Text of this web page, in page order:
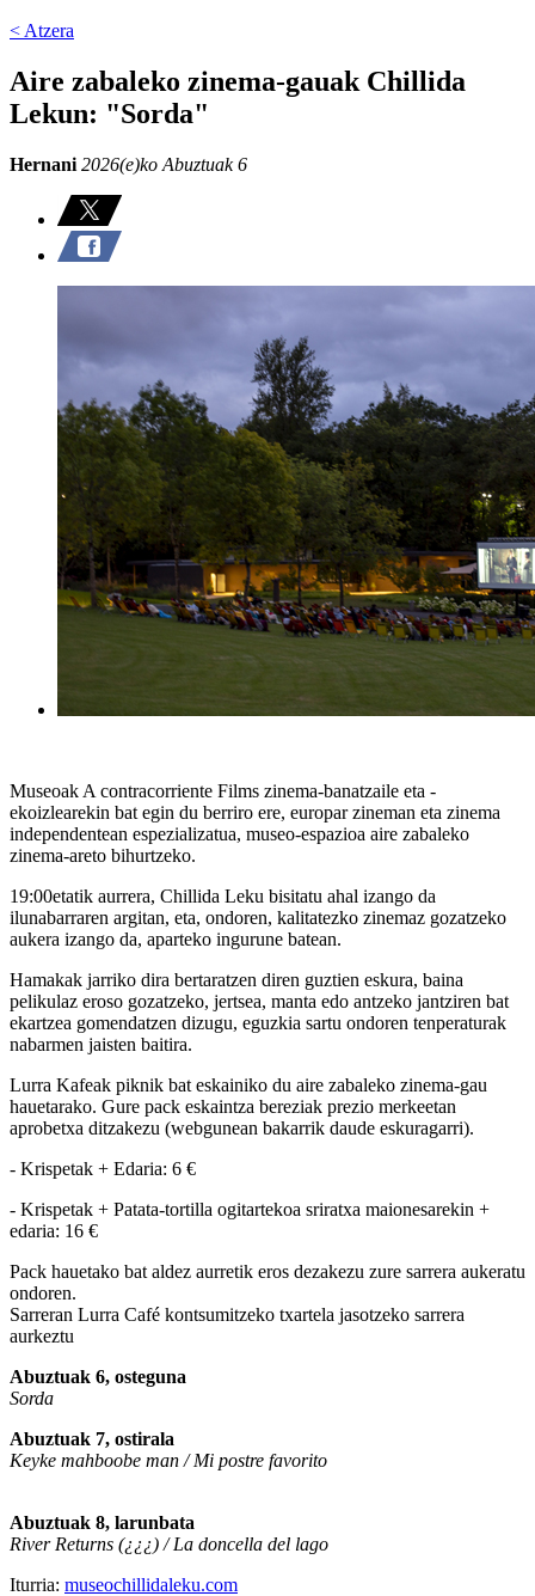
< Atzera
Aire zabaleko zinema-gauak Chillida
Lekun: "Sorda"
Hernani 2026(e)ko Abuztuak 6
Museoak A contracorriente Films zinema-banatzaile eta -
ekoizlearekin bat egin du berriro ere, europar zineman eta zinema
independentean espezializatua, museo-espazioa aire zabaleko
zinema-areto bihurtzeko.
19:00etatik aurrera, Chillida Leku bisitatu ahal izango da
ilunabarraren argitan, eta, ondoren, kalitatezko zinemaz gozatzeko
aukera izango da, aparteko ingurune batean.
Hamakak jarriko dira bertaratzen diren guztien eskura, baina
pelikulaz eroso gozatzeko, jertsea, manta edo antzeko jantziren bat
ekartzea gomendatzen dizugu, eguzkia sartu ondoren tenperaturak
nabarmen jaisten baitira.
Lurra Kafeak piknik bat eskainiko du aire zabaleko zinema-gau
hauetarako. Gure pack eskaintza bereziak prezio merkeetan
aprobetxa ditzakezu (webgunean bakarrik daude eskuragarri).
- Krispetak + Edaria: 6 €
- Krispetak + Patata-tortilla ogitartekoa sriratxa maionesarekin +
edaria: 16 €
Pack hauetako bat aldez aurretik eros dezakezu zure sarrera aukeratu
ondoren.
Sarreran Lurra Café kontsumitzeko txartela jasotzeko sarrera
aurkeztu
Abuztuak 6, osteguna
Sorda
Abuztuak 7, ostirala
Keyke mahboobe man / Mi postre favorito
Abuztuak 8, larunbata
River Returns (¿¿¿) / La doncella del lago
Iturria: museochillidaleku.com